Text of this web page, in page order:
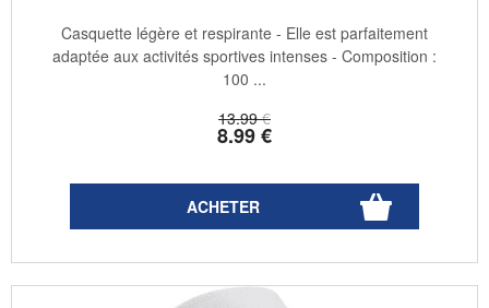
13.99 €
8.99€
Casquette légère et respirante - Elle est parfaitement
adaptée aux activités sportives intenses - Composition :
100 ...